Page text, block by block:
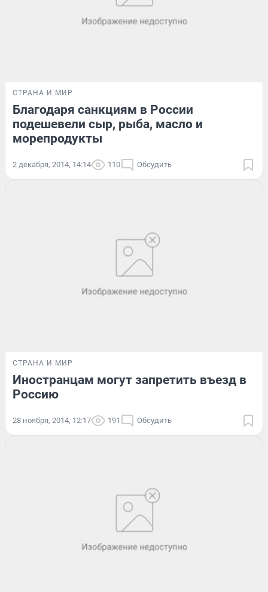
СТРАНА И МИР
Благодаря санкциям в России
подешевели сыр, рыба, масло и
морепродукты
2 декабря, 2014, 14:14 110 Обсудить
СТРАНА И МИР
Иностранцам могут запретить въезд в
Россию
28 ноября, 2014, 12:17 191 Обсудить